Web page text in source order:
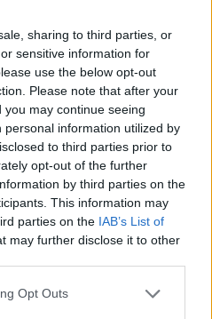
sharing to third parties, or
sensitive information for
use the below opt-out
Please note that after your
may continue seeing
information utilized by
to third parties prior to
opt-out of the further
by third parties on the
This information may
parties on the IAB’s List of
may further disclose it to other
Opt Outs
a dolgozó
csapdát rejt ez az
rontja, de